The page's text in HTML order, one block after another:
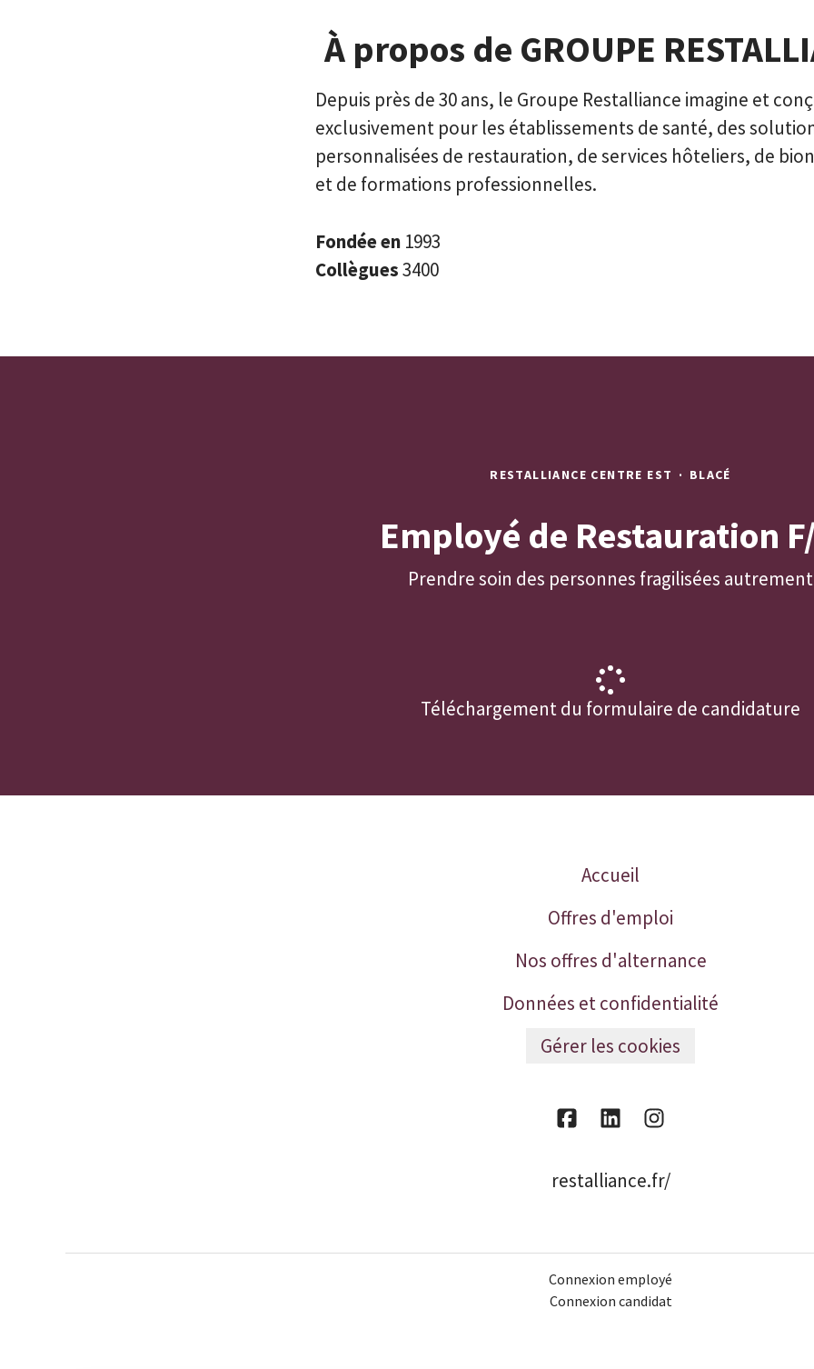
À propos de GROUPE
Depuis près de 30 ans, le Groupe Restalliance imagine et
exclusivement pour les établissements de santé, des
personnalisées de restauration, de services hôteliers, de
et de formations professionnelles.
Fondée en 1993
Collègues3400
RESTALLIANCE CENTRE EST · BLACÉ
Employé de Restauration
Prendre soin des personnes fragilisées autrement
Téléchargement du formulaire de candidature
Accueil
Offres d'emploi
Nos offres d'alternance
Données et confidentialité
Gérer les cookies
restalliance.fr/
Connexion employé
Connexion candidat